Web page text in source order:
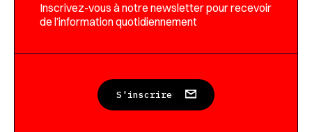
Inscrivez-vous à notre newsletter pour recevoir
de l’information quotidiennement
S'inscrire